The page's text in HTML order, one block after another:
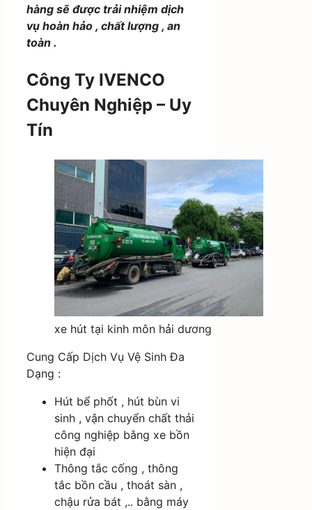
hàng sẽ được trải nhiệm dịch
vụ hoàn hảo , chất lượng , an
toàn .
Công Ty IVENCO
Chuyên Nghiệp – Uy
Tín
xe hút tại kinh môn hải dương
Cung Cấp Dịch Vụ Vệ Sinh Đa
Dạng :
Hút bể phốt , hút bùn vi
sinh , vận chuyển chất thải
công nghiệp bằng xe bồn
hiện đại
Thông tắc cống , thông
tắc bồn cầu , thoát sàn ,
chậu rửa bát ,.. bằng máy